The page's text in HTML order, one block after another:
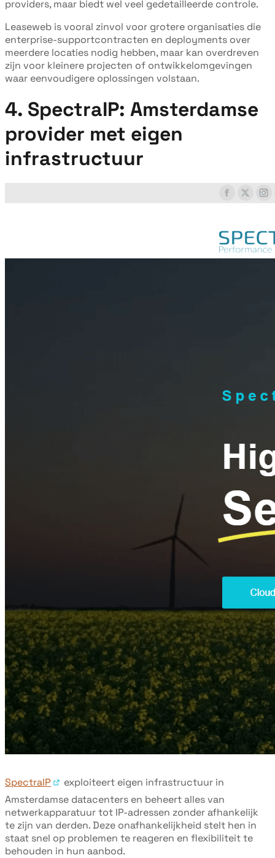
providers, maar biedt wel veel gedetailleerde controle.
Leaseweb is vooral zinvol voor grotere organisaties die
enterprise-supportcontracten en deployments over
meerdere locaties nodig hebben, maar kan overdreven
zijn voor kleinere projecten of ontwikkelomgevingen
waar eenvoudigere oplossingen volstaan.
4. SpectraIP: Amsterdamse
provider met eigen
infrastructuur
SpectraIP
exploiteert eigen infrastructuur in
Amsterdamse datacenters en beheert alles van
netwerkapparatuur tot IP-adressen zonder afhankelijk
te zijn van derden. Deze onafhankelijkheid stelt hen in
staat snel op problemen te reageren en flexibiliteit te
behouden in hun aanbod.